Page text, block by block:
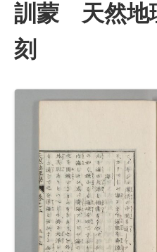
訓蒙 天然地
刻